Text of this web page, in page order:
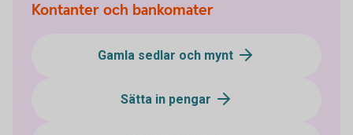
Kontanter och bankomater
Gamla sedlar och mynt
Sätta in pengar